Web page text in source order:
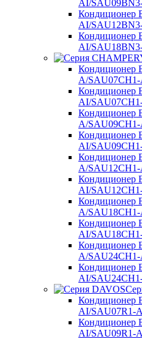
AI/
Кондиционер
AI/
Кондиционер
AI/
Кондиционер
A/SAU07CH1-
Кондиционер
AI/
Кондиционер
A/SAU09CH1-
Кондиционер
AI/
Кондиционер
A/SAU12CH1-
Кондиционер
AI/
Кондиционер
A/SAU18CH1-
Кондиционер
AI/
Кондиционер
A/SAU24CH1-
Кондиционер
AI/
Кондиционер
AI/SAU07R1-
Кондиционер
AI/SAU09R1-